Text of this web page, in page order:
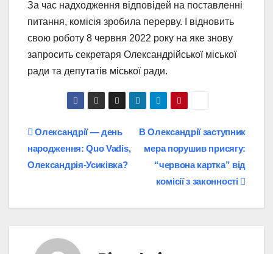
За час надходження відповідей на поставленні
питання, комісія зробила перерву. І відновить
свою роботу 8 червня 2022 року на яке знову
запросить секретаря Олександрійської міської
ради та депутатів міської ради.
Навігація
записів
В Олександрії заступник
мера порушив присягу:
“червона картка” від
комісії з законності
Олександрії — день
народження: Quo Vadis,
Олександрія-Усиківка?